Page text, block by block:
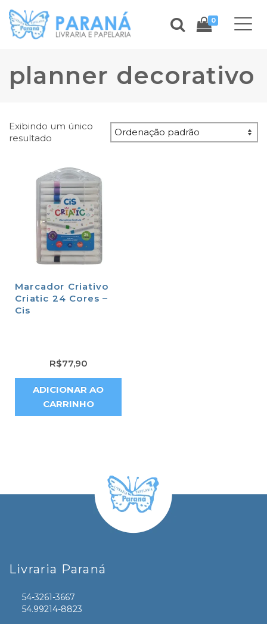
0
planner decorativo
Exibindo um único
resultado
Marcador Criativo
Criatic 24 Cores –
Cis
R$77,90
ADICIONAR AO
CARRINHO
Livraria Paraná
54-3261-3667
54.99214-8823